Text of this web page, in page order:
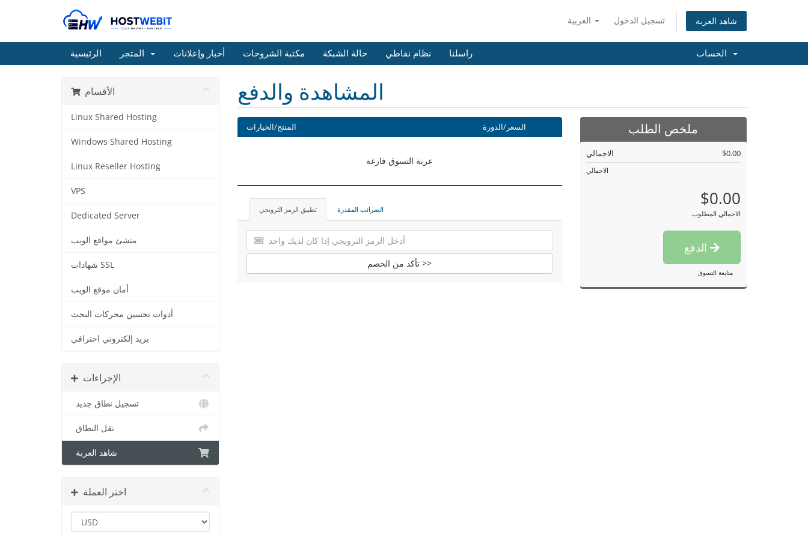
تسجيل الدخول شاهد العربة
الرئيسية أخبار وإعلانات مكتبة الشروحات حالة الشبكة نظام نقاطي راسلنا
الأقسام
Linux Shared Hosting
Windows Shared Hosting
Linux Reseller Hosting
VPS
Dedicated Server
منشئ مواقع الويب
شهادات SSL
أمان موقع الويب
أدوات تحسين محركات البحث
بريد إلكتروني احترافي
الإجراءات
تسجيل نطاق جديد
نقل النطاق
شاهد العربة
اختر العملة
المشاهدة والدفع
المنتج/الخيارات السعر/الدورة
عربة التسوق فارغة
تطبيق الرمز الترويجي الضرائب المقدرة
تأكد من الخصم >>
ملخص الطلب
الاجمالي $0.00
الاجمالي
$0.00
الاجمالي المطلوب
متابعة التسوق